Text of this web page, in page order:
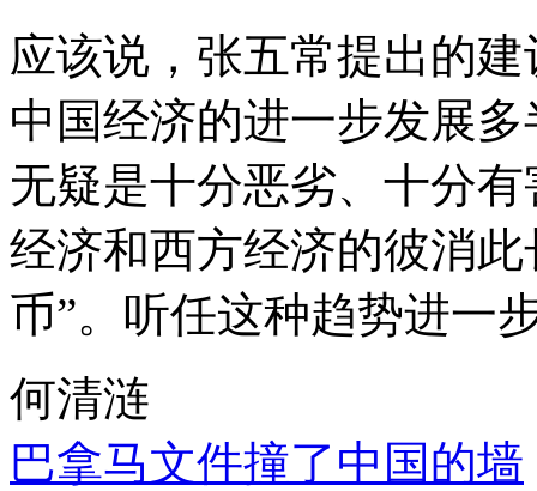
应该说，张五常提出的
中国经济的进一步发展
无疑是十分恶劣、十分
经济和西方经济的彼消
币”。听任这种趋势进一
何清涟
巴拿马文件撞了中国的墙